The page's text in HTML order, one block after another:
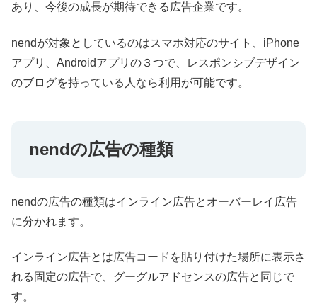
あり、今後の成長が期待できる広告企業です。
nendが対象としているのはスマホ対応のサイト、iPhone
アプリ、Androidアプリの３つで、レスポンシブデザイン
のブログを持っている人なら利用が可能です。
nendの広告の種類
nendの広告の種類はインライン広告とオーバーレイ広告
に分かれます。
インライン広告とは広告コードを貼り付けた場所に表示さ
れる固定の広告で、グーグルアドセンスの広告と同じで
す。